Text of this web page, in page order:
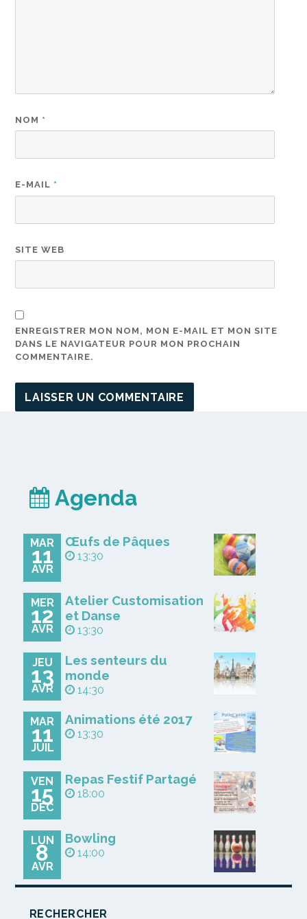
NOM *
E-MAIL *
SITE WEB
ENREGISTRER MON NOM, MON E-MAIL ET MON SITE
DANS LE NAVIGATEUR POUR MON PROCHAIN
COMMENTAIRE.
Agenda
MAR
11
AVR
Œufs de Pâques
13:30
MER
12
AVR
Atelier Customisation
et Danse
13:30
JEU
13
AVR
Les senteurs du
monde
14:30
MAR
11
JUIL
Animations été 2017
13:30
VEN
15
DÉC
Repas Festif Partagé
18:00
LUN
8
AVR
Bowling
14:00
RECHERCHER